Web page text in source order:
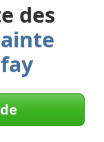
des